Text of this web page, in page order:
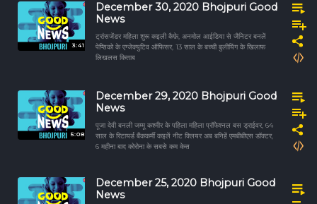
3:41
December 30, 2020 Bhojpuri Good
News
ट्रांसजेंडर महिला शुरू कइली कैफ़े, अनमोल आईडिया से जैनिटर बनलें
पेप्सिको के एग्जेक्युटिव ऑफिसर, 13 साल के बच्ची बुलीयिंग के खिलाफ
लिखलस किताब
5:08
December 29, 2020 Bhojpuri Good
News
पूजा देवी बनली जम्मू कश्मीर के पहिला महिला प्रॉफेश्नल बस ड्राईवर, 64
साल के रिटायर्ड बैंककर्मी कइलें नीट क्लियर अब बनिहें एमबीबीएस डॉक्टर,
6 महीना बाद कोरोना के सबसे कम केस
December 25, 2020 Bhojpuri Good
News